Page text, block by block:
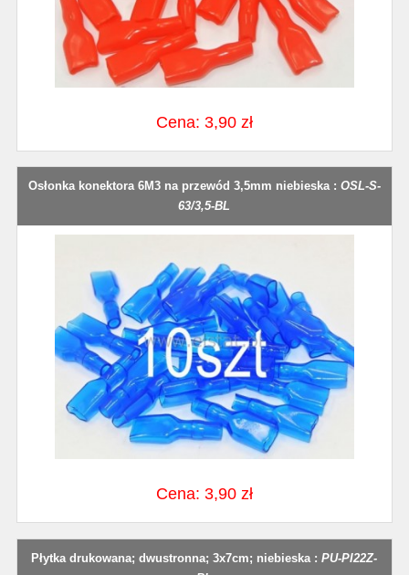
Cena: 3,90 zł
Osłonka konektora 6M3 na przewód 3,5mm niebieska : OSL-S-
63/3,5-BL
Cena: 3,90 zł
Płytka drukowana; dwustronna; 3x7cm; niebieska :PU-PI22Z-